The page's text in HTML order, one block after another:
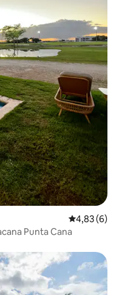
5 üzerinden
4,83 (6)
Punta Cana